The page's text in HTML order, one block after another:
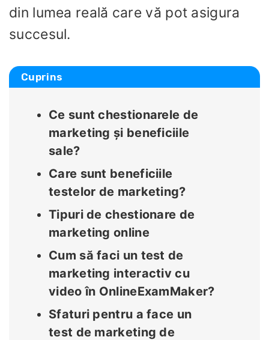
din lumea reală care vă pot asigura
succesul.
Cuprins
Ce sunt chestionarele de
marketing și beneficiile
sale?
Care sunt beneficiile
testelor de marketing?
Tipuri de chestionare de
marketing online
Cum să faci un test de
marketing interactiv cu
video în OnlineExamMaker?
Sfaturi pentru a face un
test de marketing de